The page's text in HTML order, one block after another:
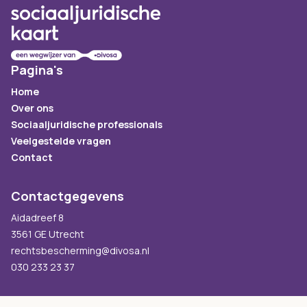
Pagina's
Home
Over ons
Sociaaljuridische professionals
Veelgestelde vragen
Contact
Contactgegevens
Aidadreef 8
3561 GE Utrecht
rechtsbescherming@divosa.nl
030 233 23 37